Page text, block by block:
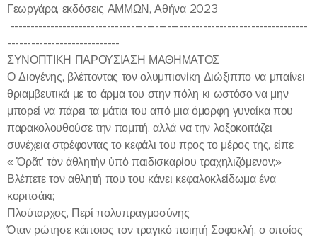
Γεωργάρα, εκδόσεις ΑΜΜΩΝ, Αθήνα 2023
--------------------------------------------------------------------------
----------------------------
ΣΥΝΟΠΤΙΚΗ ΠΑΡΟΥΣΙΑΣΗ ΜΑΘΗΜΑΤΟΣ
Ο Διογένης, βλέποντας τον ολυμπιονίκη Διώξιππο να μπαίνει
θριαμβευτικά με το άρμα του στην πόλη κι ωστόσο να μην
μπορεί να πάρει τα μάτια του από μια όμορφη γυναίκα που
παρακολουθούσε την πομπή, αλλά να την λοξοκοιτάζει
συνέχεια στρέφοντας το κεφάλι του προς το μέρος της, είπε:
« Ὁρᾶτ' τὸν ἀθλητὴν ὑπὸ παιδισκαρίου τραχηλιζόμενον;»
Βλέπετε τον αθλητή που του κάνει κεφαλοκλείδωμα ένα
κοριτσάκι;
Πλούταρχος, Περί πολυπραγμοσύνης
Όταν ρώτησε κάποιος τον τραγικό ποιητή Σοφοκλή, ο οποίος